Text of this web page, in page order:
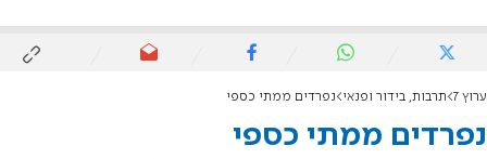
ערוץ 7 תרבות, בידור ופנאי נפרדים ממתי כספי
נפרדים ממתי כספי